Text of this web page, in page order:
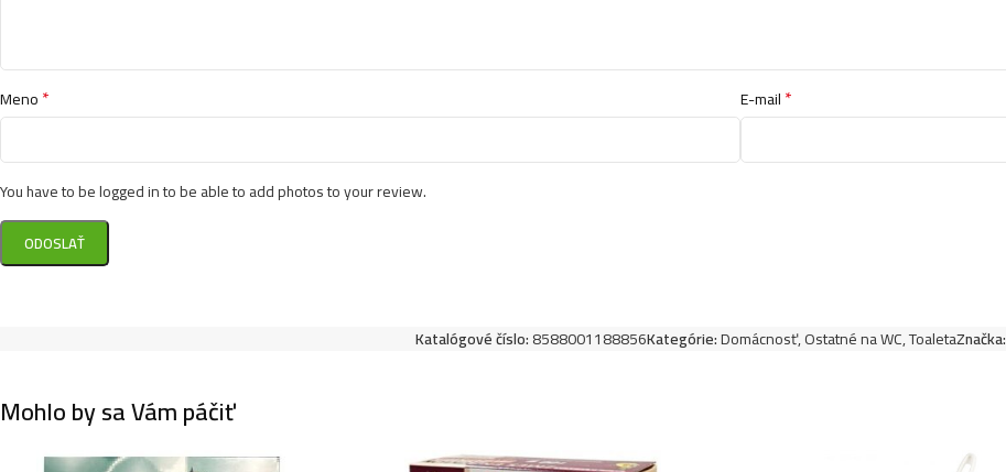
Meno* E-mail*
You have to be logged in to be able to add photos to your review.
Katalógové číslo:8588001188856Kategórie:Domácnosť,Ostatné na WC,ToaletaZnačka:
Mohlo by sa Vám páčiť